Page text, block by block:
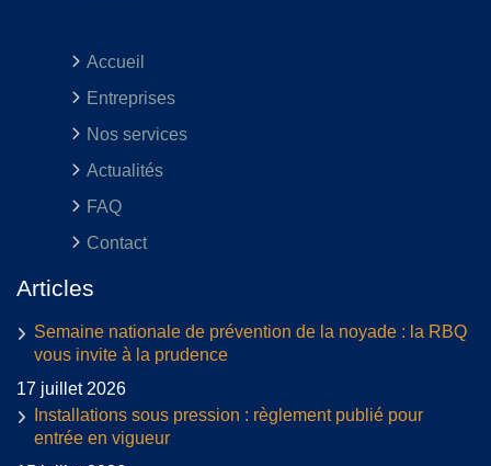
Accueil
Entreprises
Nos services
Actualités
FAQ
Contact
Articles
Semaine nationale de prévention de la noyade : la RBQ
vous invite à la prudence
17 juillet 2026
Installations sous pression : règlement publié pour
entrée en vigueur